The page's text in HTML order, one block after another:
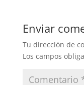
Enviar
Tu dirección de
Los campos